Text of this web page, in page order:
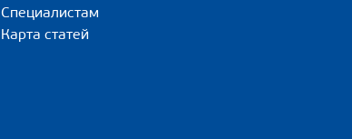
Специалистам
Карта статей